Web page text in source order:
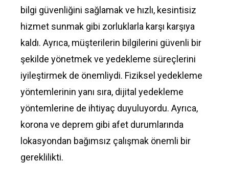
bilgi güvenliğini sağlamak ve hızlı, kesintisiz
hizmet sunmak gibi zorluklarla karşı karşıya
kaldı. Ayrıca, müşterilerin bilgilerini güvenli bir
şekilde yönetmek ve yedekleme süreçlerini
iyileştirmek de önemliydi. Fiziksel yedekleme
yöntemlerinin yanı sıra, dijital yedekleme
yöntemlerine de ihtiyaç duyuluyordu. Ayrıca,
korona ve deprem gibi afet durumlarında
lokasyondan bağımsız çalışmak önemli bir
gereklilikti.